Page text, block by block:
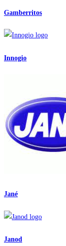
Gamberritos
Innogio
Jané
Janod